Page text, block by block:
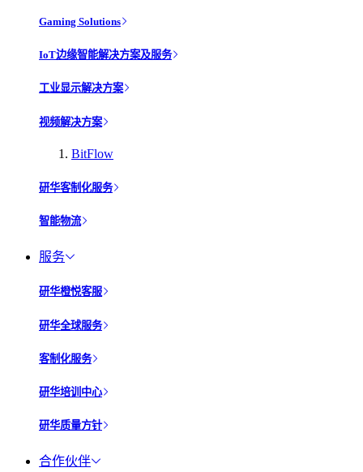
Gaming Solutions
IoT边缘智能解决方案及服务
工业显示解决方案
视频解决方案
BitFlow
研华客制化服务
智能物流
服务
研华橙悦客服
研华全球服务
客制化服务
研华培训中心
研华质量方针
合作伙伴